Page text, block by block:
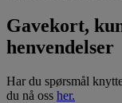
Gavekort,
henvendelser
Har du spørsmål
du nå oss her.